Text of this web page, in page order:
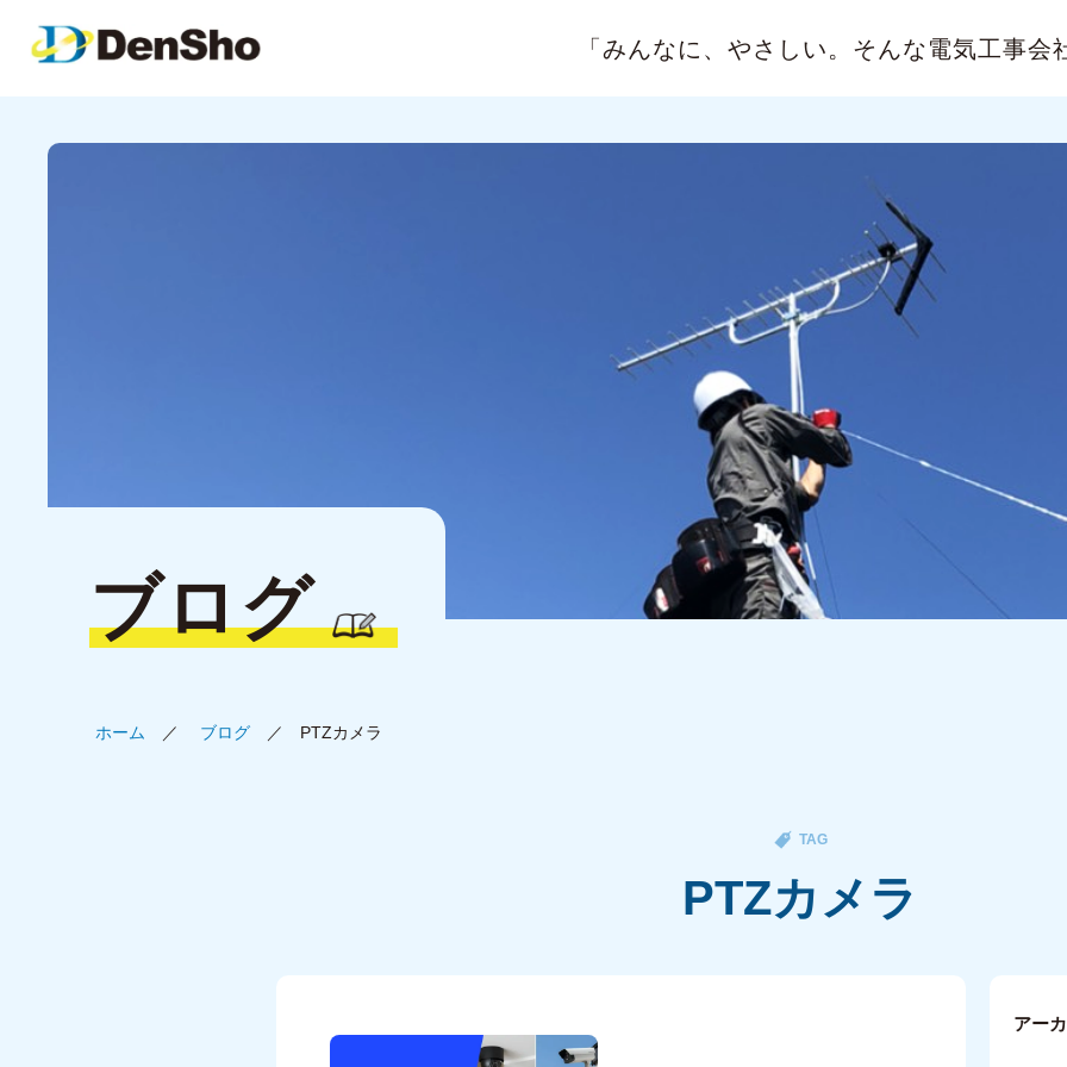
「みんなに、やさしい。 そんな電気工事会
ブログ
ホーム ブログ PTZカメラ
TAG
PTZカメラ
アー